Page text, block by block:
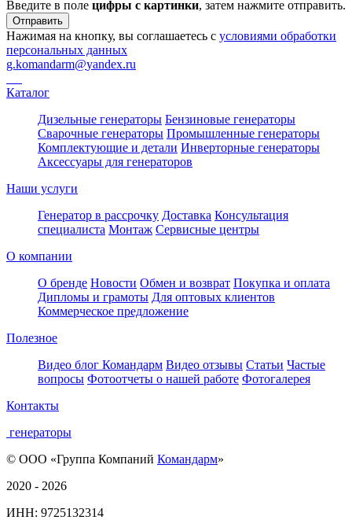
Введите в поле цифры c картинки, затем нажмите отправить.
Отправить
Нажимая на кнопку, вы соглашаетесь с условиями обработки
персональных данных
g.komandarm@yandex.ru
Каталог
Дизельные генераторы Бензиновые генераторы
Сварочные генераторы Промышленные генераторы
Комплектующие и детали Инверторные генераторы
Аксессуары для генераторов
Наши услуги
Генератор в рассрочку Доставка Консультация
специалиста Монтаж Сервисные центры
О компании
О бренде Новости Обмен и возврат Покупка и оплата
Дипломы и грамоты Для оптовых клиентов
Коммерческое предложение
Полезное
Видео блог Командарм Видео отзывы Статьи Частые
вопросы Фотоотчеты о нашей работе Фотогалерея
Контакты
генераторы
© ООО «Группа Компаний Командарм»
2020 - 2026
ИНН: 9725132314